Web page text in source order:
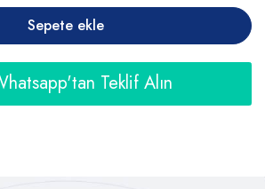
Sepete ekle
Teklif Alın